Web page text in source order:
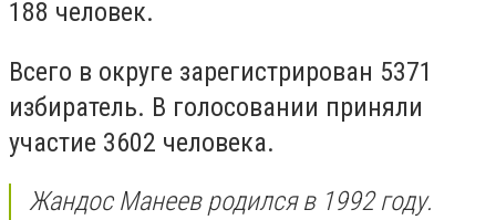
188 человек.
Всего в округе зарегистрирован 5371
избиратель. В голосовании приняли
участие 3602 человека.
Жандос Манеев родился в 1992 году.